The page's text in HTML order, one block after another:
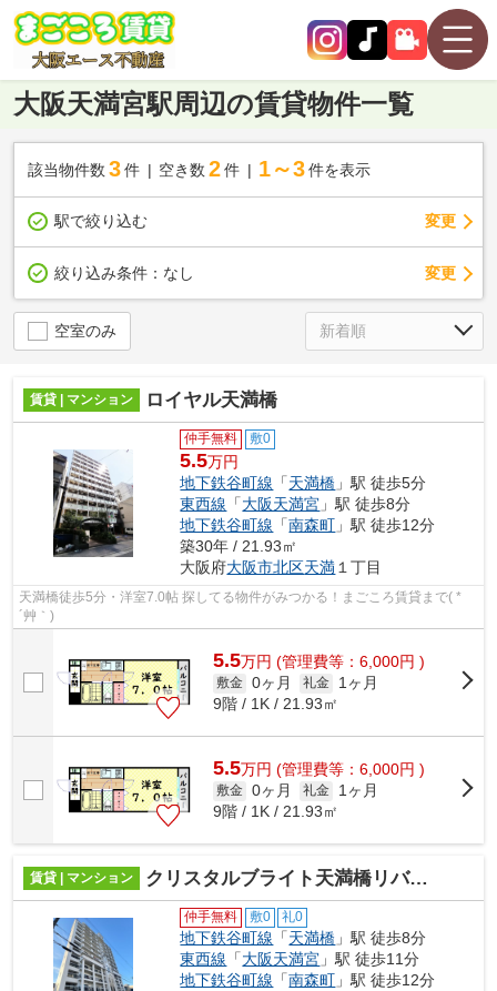
大阪天満宮駅周辺の賃貸物件一覧
該当物件数 3件 空き数 2 件 1～3 件を表示
駅で絞り込む 変更
絞り込み条件： なし 変更
空室のみ
賃貸 | マンション ロイヤル天満橋
仲手無料 敷0
5.5万円
地下鉄谷町線 「天満橋 」駅 徒歩5分
東西線 「大阪天満宮 」駅 徒歩8分
地下鉄谷町線 「南森町 」駅 徒歩12分
築30年 / 21.93㎡
大阪府大阪市北区天満 １丁目
天満橋徒歩5分・洋室7.0帖 探してる物件がみつかる！まごころ賃貸まで( *
´艸｀)
5.5万円 (管理費等：6,000円 )
敷金 0ヶ月 礼金
1ヶ月
9階 / 1K / 21.93㎡
5.5万円 (管理費等：6,000円 )
敷金 0ヶ月 礼金
1ヶ月
9階 / 1K / 21.93㎡
賃貸 | マンション クリスタルブライト天満橋リバーサイド
仲手無料 敷0 礼0
地下鉄谷町線 「天満橋 」駅 徒歩8分
東西線 「大阪天満宮 」駅 徒歩11分
地下鉄谷町線 「南森町 」駅 徒歩12分